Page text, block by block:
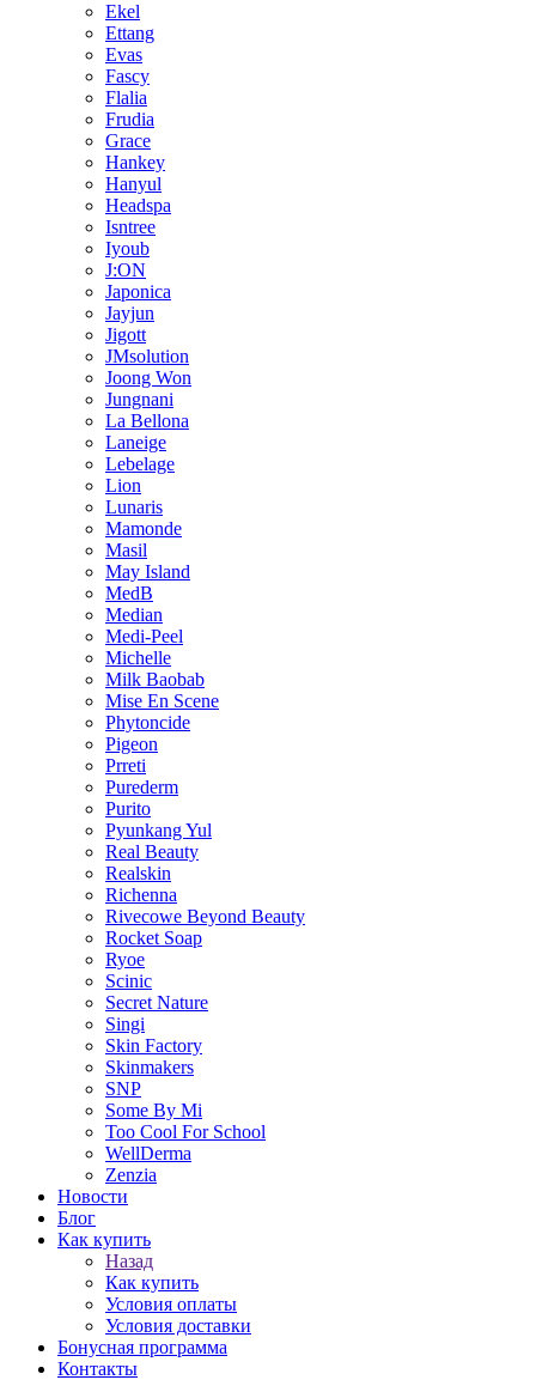
Ekel
Ettang
Evas
Fascy
Flalia
Frudia
Grace
Hankey
Hanyul
Headspa
Isntree
Iyoub
J:ON
Japonica
Jayjun
Jigott
JMsolution
Joong Won
Jungnani
La Bellona
Laneige
Lebelage
Lion
Lunaris
Mamonde
Masil
May Island
MedB
Median
Medi-Peel
Michelle
Milk Baobab
Mise En Scene
Phytoncide
Pigeon
Prreti
Purederm
Purito
Pyunkang Yul
Real Beauty
Realskin
Richenna
Rivecowe Beyond Beauty
Rocket Soap
Ryoe
Scinic
Secret Nature
Singi
Skin Factory
Skinmakers
SNP
Some By Mi
Too Cool For School
WellDerma
Zenzia
Новости
Блог
Как купить
Назад
Как купить
Условия оплаты
Условия доставки
Бонусная программа
Контакты